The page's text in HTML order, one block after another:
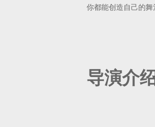
你都能创造自己的舞
导演介